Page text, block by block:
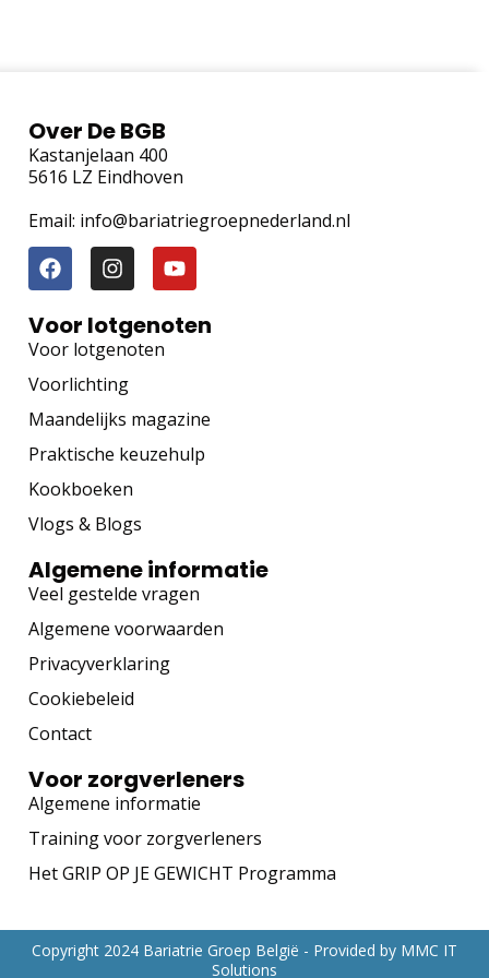
Over De BGB
Kastanjelaan 400
5616 LZ Eindhoven
Email: info@bariatriegroepnederland.nl
Voor lotgenoten
Voor lotgenoten
Voorlichting
Maandelijks magazine
Praktische keuzehulp
Kookboeken
Vlogs & Blogs
Algemene informatie
Veel gestelde vragen
Algemene voorwaarden
Privacyverklaring
Cookiebeleid
Contact
Voor zorgverleners
Algemene informatie
Training voor zorgverleners
Het GRIP OP JE GEWICHT Programma
Copyright 2024 Bariatrie Groep België - Provided by MMC IT
Solutions